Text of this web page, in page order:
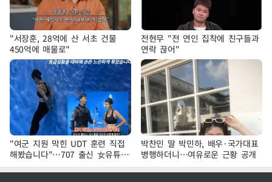
"서장훈, 28억에 산 서초 건물
450억에 매물로"
전현무 "전 연인 집착에 친구들과
연락 끊어"
"여군 지원 막힌 UDT 훈련 직접
해봤습니다"…707 출신 女유튜버
'완벽 소화'
박찬민 딸 박민하, 배우·국가대표
병행하더니…여유로운 근황 공개